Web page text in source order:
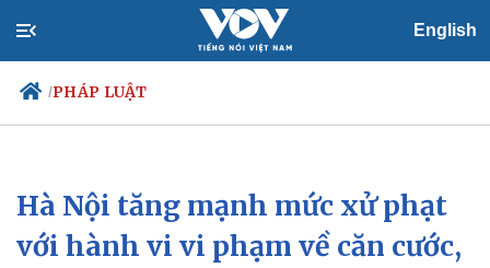
English
/PHÁP LUẬT
Chính trị
Đảng
Tổ chức nhân sự
Xã hội
Dự báo thời tiết
Hà Nội tăng mạnh mức xử phạt
với hành vi vi phạm về căn cước,